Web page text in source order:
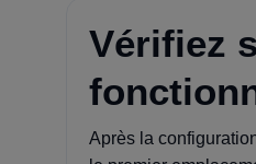
Vérifiez
Après la